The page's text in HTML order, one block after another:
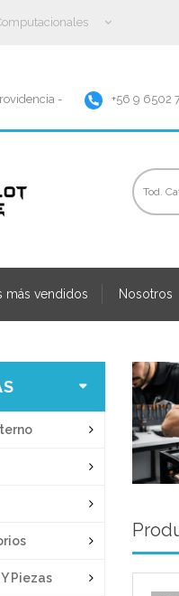
-
+56 9 6502
más vendidos Nosotros
Piezas